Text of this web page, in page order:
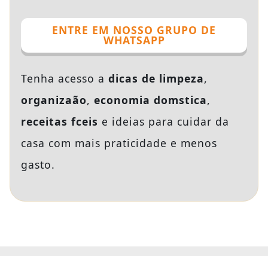
ENTRE EM NOSSO GRUPO DE
WHATSAPP
Tenha acesso a dicas de limpeza,
organizaão, economia domstica,
receitas fceis e ideias para cuidar da
casa com mais praticidade e menos
gasto.